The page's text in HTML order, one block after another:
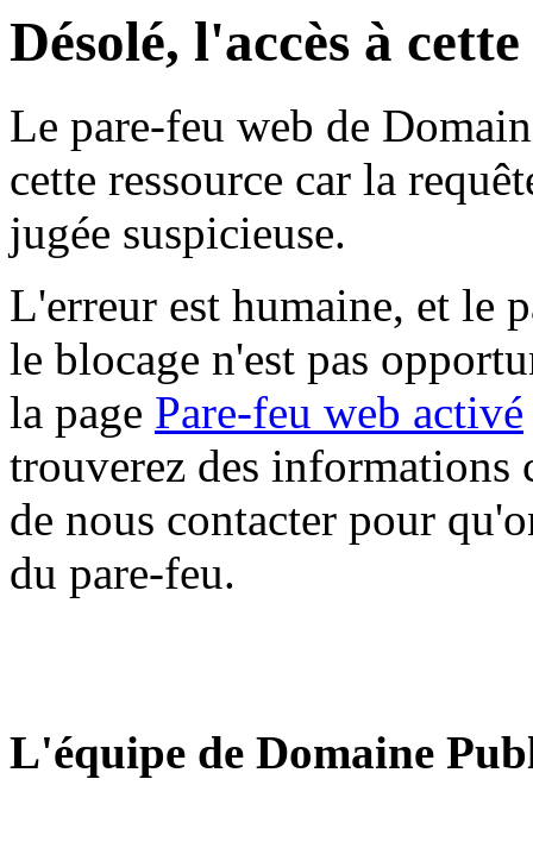
Désolé, l'accès à
Le pare-feu web de
cette ressource car la
jugée suspicieuse.
L'erreur est humaine, et le
le blocage n'est pas
la page Pare-feu web activé
trouverez des informations
de nous contacter pour
du pare-feu.
L'équipe de Domaine